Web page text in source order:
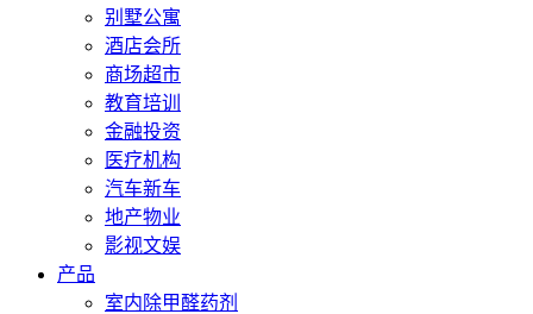
别墅公寓
酒店会所
商场超市
教育培训
金融投资
医疗机构
汽车新车
地产物业
影视文娱
产品
室内除甲醛药剂